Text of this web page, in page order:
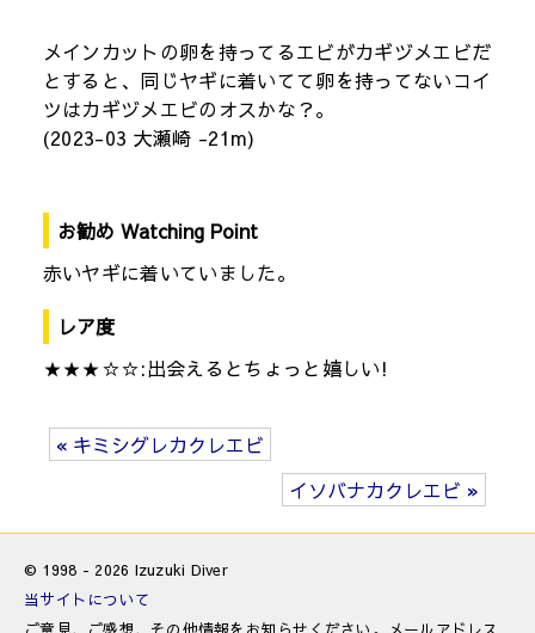
メインカットの卵を持ってるエビがカギヅメエビだ
とすると、同じヤギに着いてて卵を持ってないコイ
ツはカギヅメエビのオスかな？。
(2023-03 大瀬崎 -21m)
お勧め Watching Point
赤いヤギに着いていました。
レア度
★★★☆☆:出会えるとちょっと嬉しい!
« キミシグレカクレエビ
イソバナカクレエビ »
© 1998 - 2026 Izuzuki Diver
当サイトについて
ご意見、ご感想、その他情報をお知らせください。メールアドレス